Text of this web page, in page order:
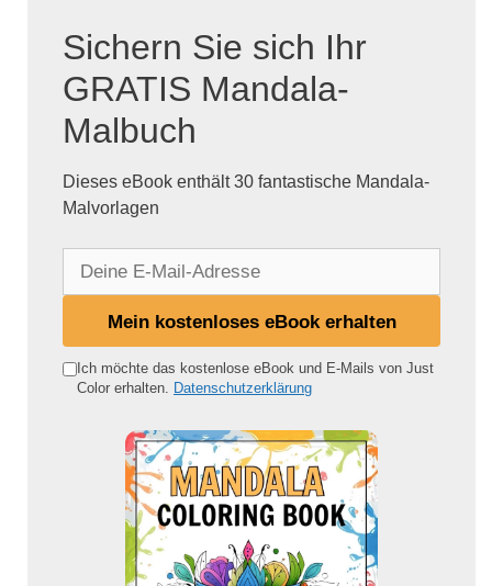
Sichern Sie sich Ihr
GRATIS Mandala-
Malbuch
Dieses eBook enthält 30 fantastische Mandala-
Malvorlagen
e
Mein kostenloses eBook erhalten
Ich möchte das kostenlose eBook und E-Mails von Just
Color erhalten. Datenschutzerklärung